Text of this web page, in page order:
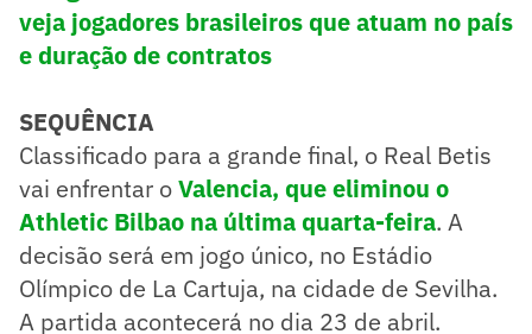
veja jogadores brasileiros que atuam no país
e duração de contratos
SEQUÊNCIA
Classificado para a grande final, o Real Betis
vai enfrentar oValencia, que eliminou o
Athletic Bilbao na última quarta-feira. A
decisão será em jogo único, no Estádio
Olímpico de La Cartuja, na cidade de Sevilha.
A partida acontecerá no dia 23 de abril.